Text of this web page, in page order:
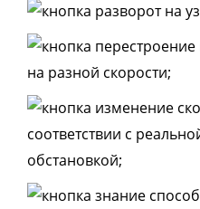
разворот на
на разной скорости;
изменение
соответствии с
обстановкой;
знание